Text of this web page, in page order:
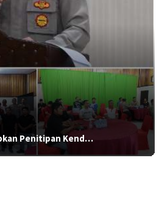
Penitipan Kend…